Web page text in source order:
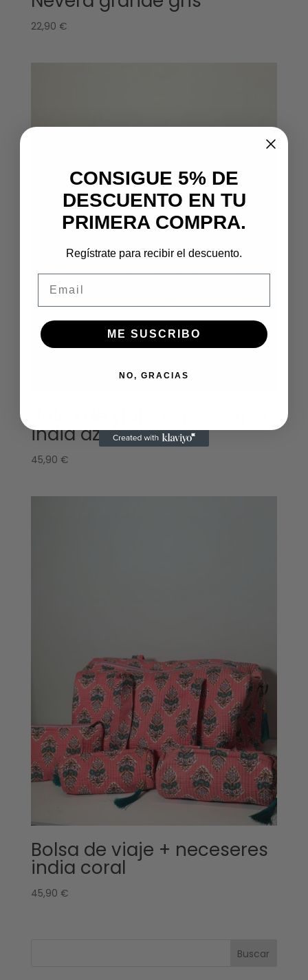
22,90 €
india azul
45,90 €
Bolsa de viaje + neceseres
india coral
45,90 €
Buscar
CONSIGUE 5% DE
DESCUENTO EN TU
PRIMERA COMPRA.
Regístrate para recibir el descuento.
ME SUSCRIBO
NO, GRACIAS